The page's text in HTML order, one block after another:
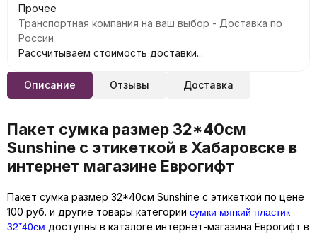
Прочее
Транспортная компания на ваш выбор - Доставка по
России
Рассчитываем стоимость доставки...
Описание Отзывы Доставка
Пакет сумка размер 32*40см
Sunshine с этикеткой в Хабаровске в
интернет магазине Еврогифт
Пакет сумка размер 32*40см Sunshine с этикеткой по цене
100 руб. и другие товары категории сумки мягкий пластик
32*40см доступны в каталоге интернет-магазина Еврогифт в